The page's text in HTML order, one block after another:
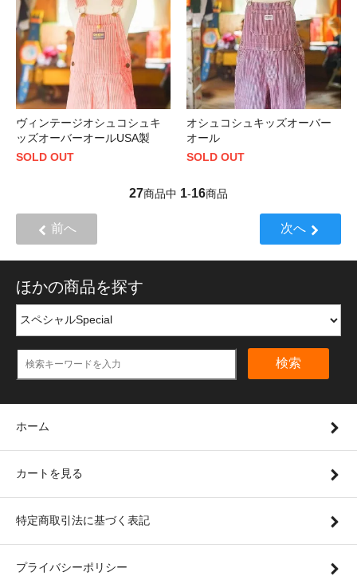
ヴィンテージオシュコシュキ
ッズオーバーオールUSA製
SOLD OUT
オシュコシュキッズオーバー
オール
SOLD OUT
27商品中 1-16商品
前へ 次へ
ほかの商品を探す
検索
ホーム
カートを見る
特定商取引法に基づく表記
プライバシーポリシー